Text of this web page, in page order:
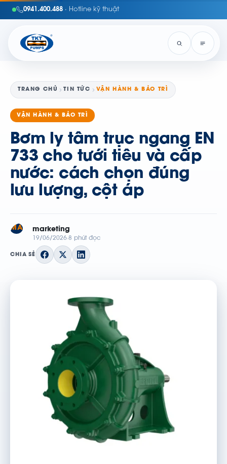
0941.400.488 · Hotline kỹ thuật
TRANG CHỦ TIN TỨC VẬN HÀNH & BẢO TRÌ
VẬN HÀNH & BẢO TRÌ
Bơm ly tâm trục ngang EN
733 cho tưới tiêu và cấp
nước: cách chọn đúng
lưu lượng, cột áp
MA marketing
19/06/2026 8 phút đọc
CHIA SẺ